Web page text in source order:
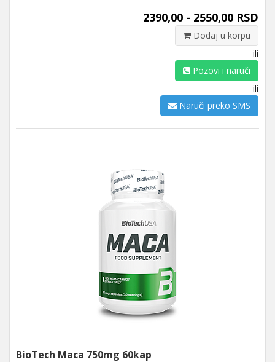
2390,00 - 2550,00 RSD
Dodaj u korpu
ili
Pozovi i naruči
ili
Naruči preko SMS
BioTech Maca 750mg 60kap